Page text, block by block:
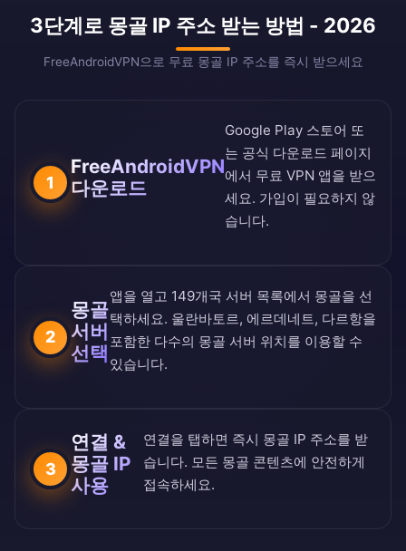
3단계로 몽골 IP 주소 받는 방법 - 2026
FreeAndroidVPN으로 무료 몽골 IP 주소를 즉시 받으세요
1
FreeAndroidVPN
다운로드
Google Play 스토어 또
는 공식 다운로드 페이지
에서 무료 VPN 앱을 받으
세요. 가입이 필요하지 않
습니다.
2
몽골
서버
선택
앱을 열고 149개국 서버 목록에서 몽골을 선
택하세요. 울란바토르, 에르데네트, 다르항을
포함한 다수의 몽골 서버 위치를 이용할 수
있습니다.
3
연결 &
몽골 IP
사용
연결을 탭하면 즉시 몽골 IP 주소를 받
습니다. 모든 몽골 콘텐츠에 안전하게
접속하세요.